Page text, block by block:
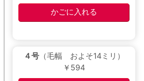
４号（毛幅 およそ14ミリ）
￥594